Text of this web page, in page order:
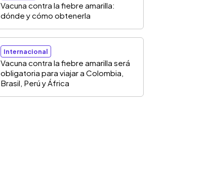
Vacuna contra la fiebre amarilla:
dónde y cómo obtenerla
Internacional
Vacuna contra la fiebre amarilla será
obligatoria para viajar a Colombia,
Brasil, Perú y África